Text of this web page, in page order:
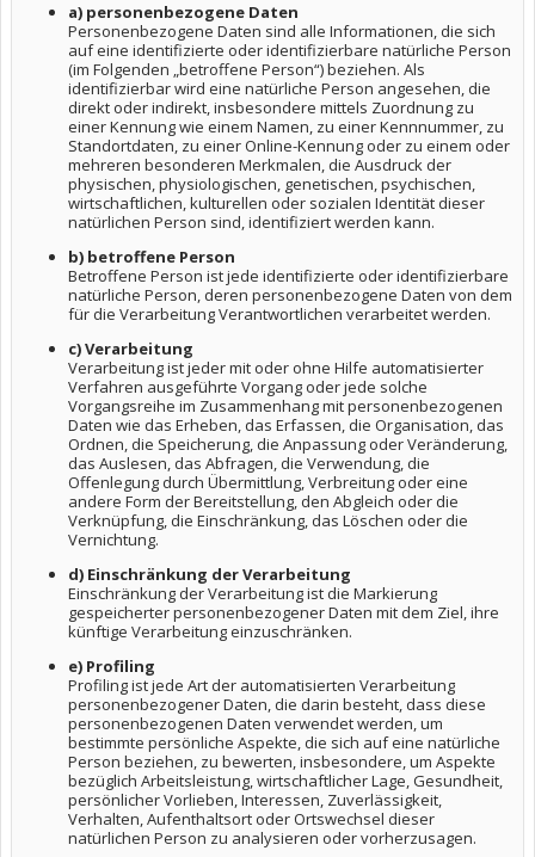
a) personenbezogene Daten
Personenbezogene Daten sind alle Informationen, die sich
auf eine identifizierte oder identifizierbare natürliche Person
(im Folgenden „betroffene Person“) beziehen. Als
identifizierbar wird eine natürliche Person angesehen, die
direkt oder indirekt, insbesondere mittels Zuordnung zu
einer Kennung wie einem Namen, zu einer Kennnummer, zu
Standortdaten, zu einer Online-Kennung oder zu einem oder
mehreren besonderen Merkmalen, die Ausdruck der
physischen, physiologischen, genetischen, psychischen,
wirtschaftlichen, kulturellen oder sozialen Identität dieser
natürlichen Person sind, identifiziert werden kann.
b) betroffene Person
Betroffene Person ist jede identifizierte oder identifizierbare
natürliche Person, deren personenbezogene Daten von dem
für die Verarbeitung Verantwortlichen verarbeitet werden.
c) Verarbeitung
Verarbeitung ist jeder mit oder ohne Hilfe automatisierter
Verfahren ausgeführte Vorgang oder jede solche
Vorgangsreihe im Zusammenhang mit personenbezogenen
Daten wie das Erheben, das Erfassen, die Organisation, das
Ordnen, die Speicherung, die Anpassung oder Veränderung,
das Auslesen, das Abfragen, die Verwendung, die
Offenlegung durch Übermittlung, Verbreitung oder eine
andere Form der Bereitstellung, den Abgleich oder die
Verknüpfung, die Einschränkung, das Löschen oder die
Vernichtung.
d) Einschränkung der Verarbeitung
Einschränkung der Verarbeitung ist die Markierung
gespeicherter personenbezogener Daten mit dem Ziel, ihre
künftige Verarbeitung einzuschränken.
e) Profiling
Profiling ist jede Art der automatisierten Verarbeitung
personenbezogener Daten, die darin besteht, dass diese
personenbezogenen Daten verwendet werden, um
bestimmte persönliche Aspekte, die sich auf eine natürliche
Person beziehen, zu bewerten, insbesondere, um Aspekte
bezüglich Arbeitsleistung, wirtschaftlicher Lage, Gesundheit,
persönlicher Vorlieben, Interessen, Zuverlässigkeit,
Verhalten, Aufenthaltsort oder Ortswechsel dieser
natürlichen Person zu analysieren oder vorherzusagen.